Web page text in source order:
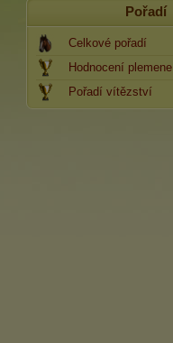
Pořadí
Celkové pořadí
Hodnocení plemene
Pořadí vítězství